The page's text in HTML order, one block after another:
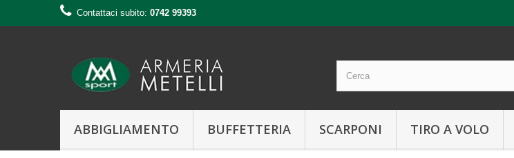
Contattaci subito: 0742 99393
ABBIGLIAMENTO BUFFETTERIA SCARPONI TIRO A VOLO